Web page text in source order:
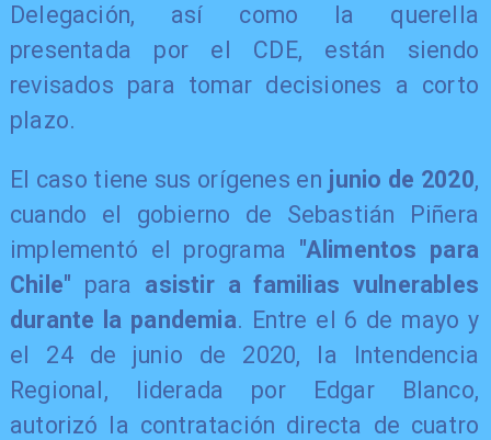
Delegación, así como la querella
presentada por el CDE, están siendo
revisados para tomar decisiones a corto
plazo.
El caso tiene sus orígenes en junio de 2020,
cuando el gobierno de Sebastián Piñera
implementó el programa "Alimentos para
Chile" para asistir a familias vulnerables
durante la pandemia. Entre el 6 de mayo y
el 24 de junio de 2020, la Intendencia
Regional, liderada por Edgar Blanco,
autorizó la contratación directa de cuatro